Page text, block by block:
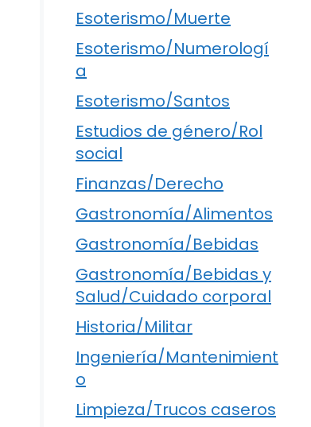
Esoterismo/Muerte
Esoterismo/Numerologí
a
Esoterismo/Santos
Estudios de género/Rol
social
Finanzas/Derecho
Gastronomía/Alimentos
Gastronomía/Bebidas
Gastronomía/Bebidas y
Salud/Cuidado corporal
Historia/Militar
Ingeniería/Mantenimient
o
Limpieza/Trucos caseros